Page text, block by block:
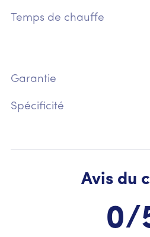
Temps de chauffe
Garantie
Spécificité
Avis du
0/